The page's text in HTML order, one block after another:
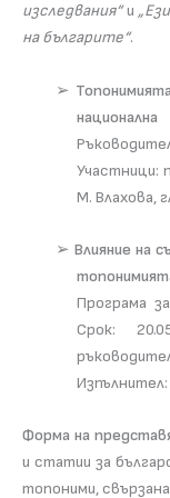
изследвания“и
на българите“.
➢
Участници:
М. Влахова,
➢Влияние на
Програма
Срок:
Изпълнител:
Форма на
и статии за
топоними,